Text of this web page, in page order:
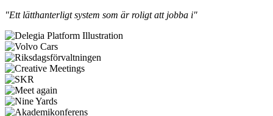
"Ett lätthanterligt system som är roligt att jobba i"